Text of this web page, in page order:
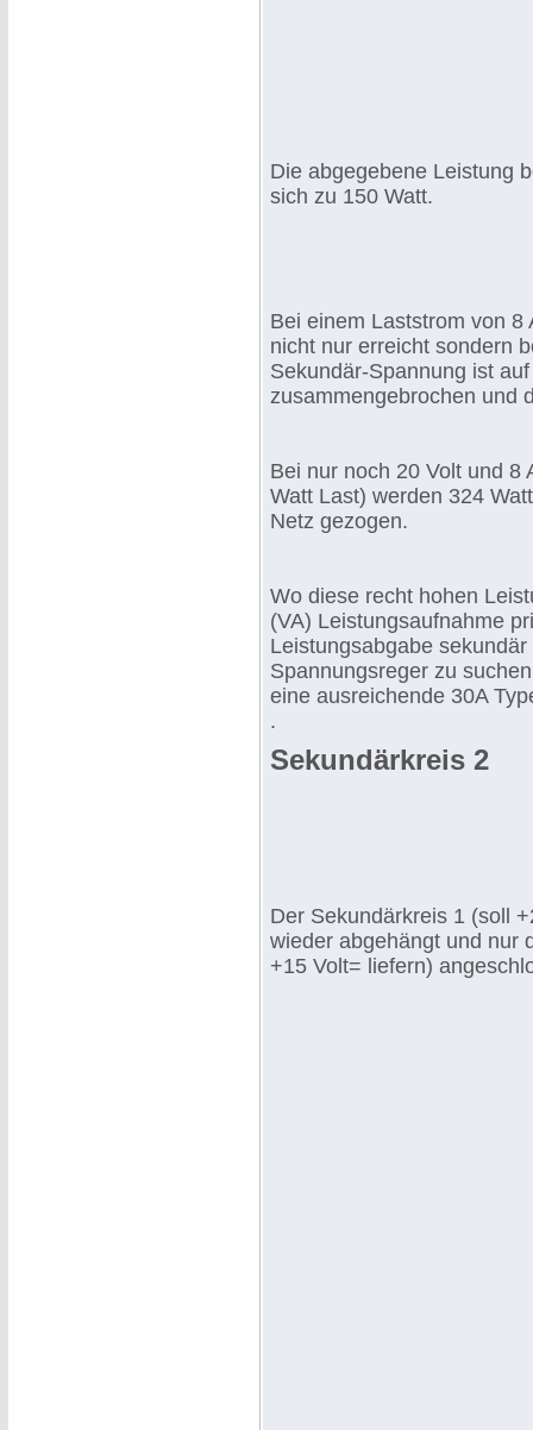
Die abgegebene Leistung
sich zu 150 Watt.
Bei einem Laststrom von 8
nicht nur erreicht sondern
Sekundär-Spannung ist
zusammengebrochen und
Bei nur noch 20 Volt und 8
Watt Last) werden 324
Netz gezogen.
Wo diese recht hohen
(VA) Leistungsaufnahme
Leistungsabgabe
Spannungsreger zu
eine ausreichende 30A
.
Sekundärkreis 2
Der Sekundärkreis 1 (soll
wieder abgehängt und nur
+15 Volt= liefern)